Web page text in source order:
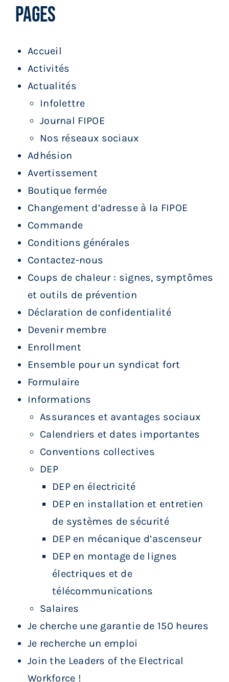
Services aux membres
Réunions
Activités
Informations
Actualités
Contactez-nous
Pages
Accueil
Activités
Actualités
Infolettre
Journal FIPOE
Nos réseaux sociaux
Adhésion
Avertissement
Boutique fermée
Changement d’adresse à la FIPOE
Commande
Conditions générales
Contactez-nous
Coups de chaleur : signes, symptômes
et outils de prévention
Déclaration de confidentialité
Devenir membre
Enrollment
Ensemble pour un syndicat fort
Formulaire
Informations
Assurances et avantages sociaux
Calendriers et dates importantes
Conventions collectives
DEP
DEP en électricité
DEP en installation et entretien
de systèmes de sécurité
DEP en mécanique d’ascenseur
DEP en montage de lignes
électriques et de
télécommunications
Salaires
Je cherche une garantie de 150 heures
Je recherche un emploi
Join the Leaders of the Electrical
Workforce !